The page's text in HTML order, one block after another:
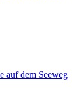
auf dem Seeweg